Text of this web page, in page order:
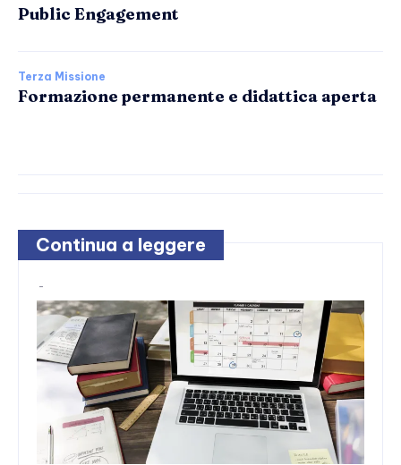
Public Engagement
Terza Missione
Formazione permanente e didattica aperta
Continua a leggere
-